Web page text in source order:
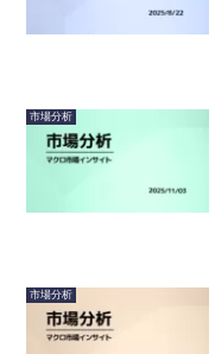
市場分析
市場分析